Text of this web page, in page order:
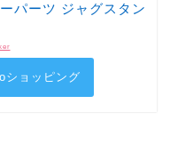
パーツ ジャグスタン
ショッピング